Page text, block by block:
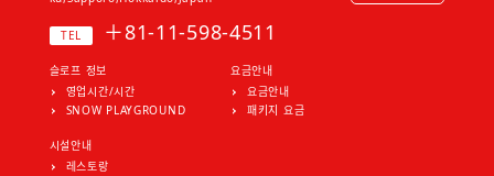
TEL ＋81-11-598-4511
슬로프 정보
영업시간/시간
SNOW PLAYGROUND
요금안내
요금안내
패키지 요금
시설안내
레스토랑